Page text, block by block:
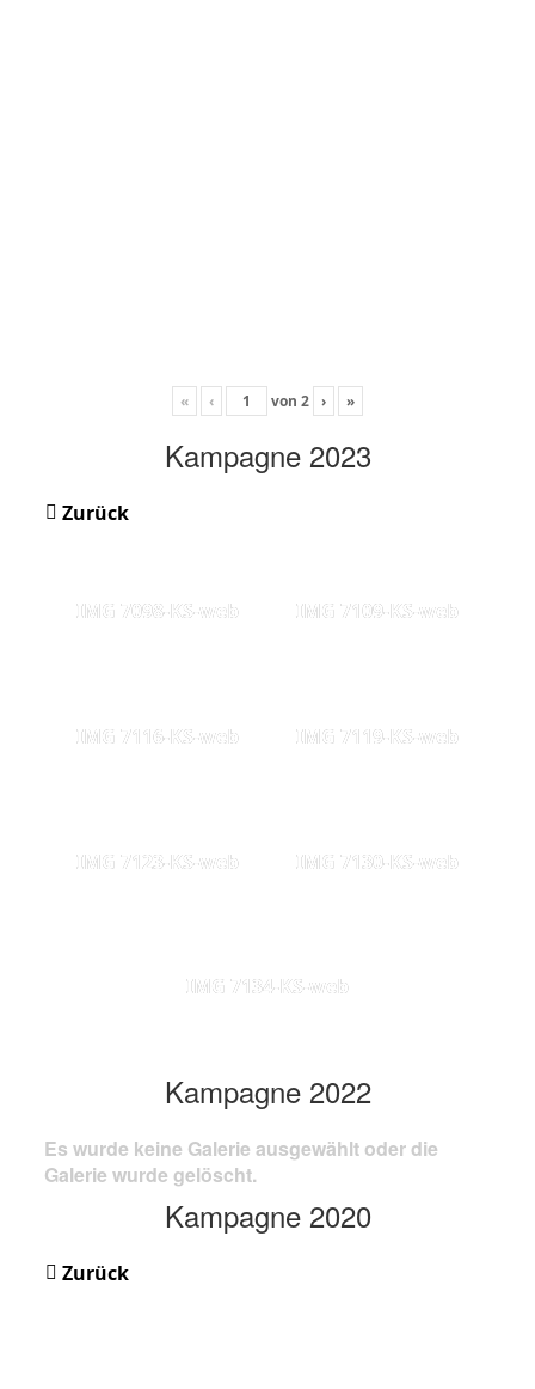
« ‹ von 2 › »
Kampagne 2023
Zurück
IMG 7098-KS-web IMG 7109-KS-web
IMG 7116-KS-web IMG 7119-KS-web
IMG 7123-KS-web IMG 7130-KS-web
IMG 7134-KS-web
Kampagne 2022
Es wurde keine Galerie ausgewählt oder die
Galerie wurde gelöscht.
Kampagne 2020
Zurück